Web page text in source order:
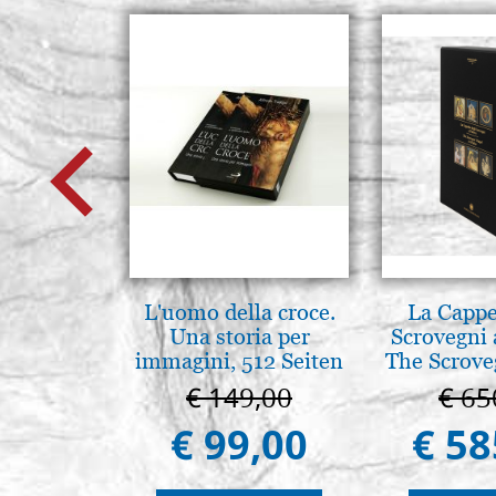
L'uomo della croce.
Una storia per
immagini, 512 Seiten
€ 149,00
€ 99,00
La
Scrovegni
The
in
€
€